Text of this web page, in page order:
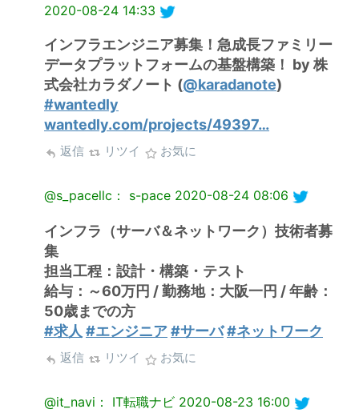
2020-08-24 14:33
インフラエンジニア募集！急成長ファミリー
データプラットフォームの基盤構築！ by 株
式会社カラダノート (@karadanote)
#wantedly
wantedly.com/projects/49397…
返信 リツイ お気に
@s_pacellc： s-pace 2020-08-24 08:06
インフラ（サーバ＆ネットワーク）技術者募
集
担当工程：設計・構築・テスト
給与：～60万円 / 勤務地：大阪一円 / 年齢：
50歳までの方
#求人 #エンジニア#サーバ#ネットワーク
返信 リツイ お気に
@it_navi： IT転職ナビ 2020-08-23 16:00